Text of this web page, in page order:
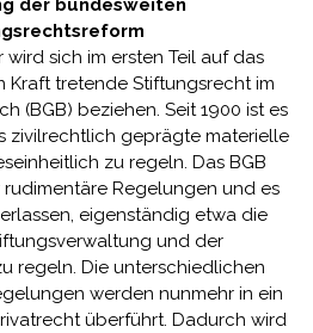
wird sich im ersten Teil auf das
Kraft tretende Stiftungsrecht im
(BGB) beziehen. Seit 1900 ist es
zivilrechtlich geprägte materielle
zu regeln. Das BGB
Regelungen und es
eigenständig etwa die
und der
regeln. Die unterschiedlichen
werden nunmehr in ein
überführt. Dadurch wird